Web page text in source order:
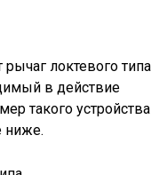
локтевого типа
в действие
такого устройства
ниже.